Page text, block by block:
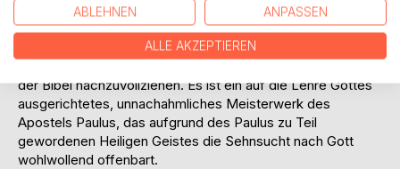
Schrift. Dazu möchte der Autor dieses Buches mit einer
Vers-für-Vers-Auslegung beitragen und dem Leser
zugleich eine unterstützende Hilfe anbieten, die inhaltliche
der Bibel nachzuvollziehen. Es ist ein auf die Lehre Gottes
ausgerichtetes, unnachahmliches Meisterwerk des
Apostels Paulus, das aufgrund des Paulus zu Teil
gewordenen Heiligen Geistes die Sehnsucht nach Gott
wohlwollend offenbart.
ABLEHNEN ANPASSEN
ALLE AKZEPTIEREN